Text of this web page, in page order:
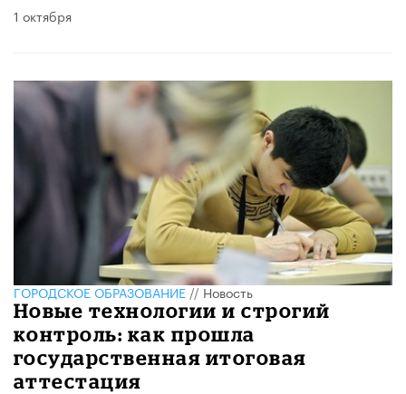
1 октября
ГОРОДСКОЕ ОБРАЗОВАНИЕ//Новость
Новые технологии и строгий
контроль: как прошла
государственная итоговая
аттестация